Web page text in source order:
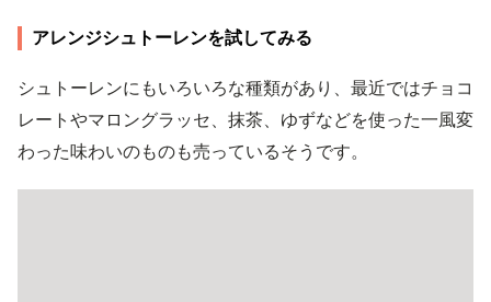
アレンジシュトーレンを試してみる
シュトーレンにもいろいろな種類があり、最近ではチョコ
レートやマロングラッセ、抹茶、ゆずなどを使った一風変
わった味わいのものも売っているそうです。